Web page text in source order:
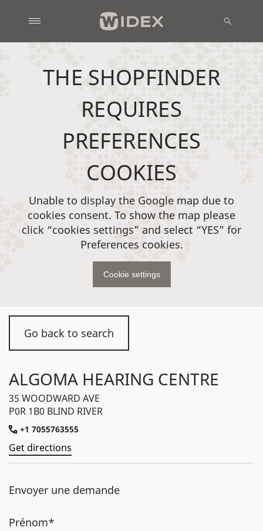
Go back to search
ALGOMA HEARING CENTRE
35 WOODWARD AVE
P0R 1B0 BLIND RIVER
+1 7055763555
Get directions
Envoyer une demande
Prénom*
THE SHOPFINDER
REQUIRES
PREFERENCES
COOKIES
Unable to display the Google map due to
cookies consent. To show the map please
click “cookies settings” and select “YES” for
Preferences cookies.
Cookie settings